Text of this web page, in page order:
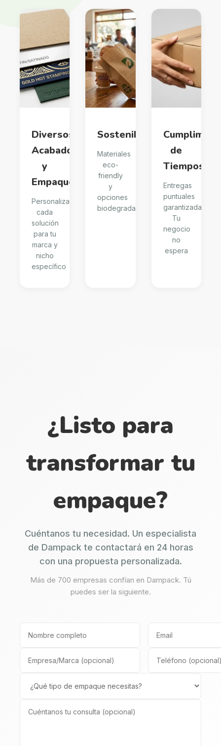
Diversos
Acabados
y
Empaques
Personalizamos
cada
solución
para tu
marca y
nicho
específico
Sostenibilidad
Materiales
eco-
friendly
y
opciones
biodegradables
de
Tiempos
Entregas
puntuales
garantizadas.
Tu
negocio
no
espera
¿Listo para
transformar tu
empaque?
Cuéntanos tu necesidad. Un especialista
de Dampack te contactará en 24 horas
con una propuesta personalizada.
Más de 700 empresas confían en Dampack. Tú
puedes ser la siguiente.